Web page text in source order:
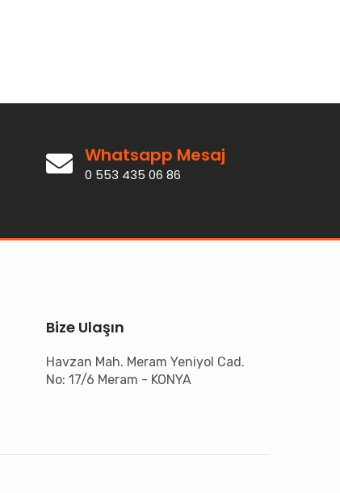
Whatsapp Mesaj
0 553 435 06 86
Bize Ulaşın
Havzan Mah. Meram Yeniyol Cad.
No: 17/6 Meram - KONYA